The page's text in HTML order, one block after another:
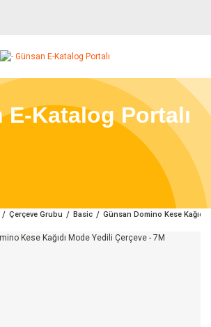
E-Katalog Portalı
Çerçeve Grubu Basic Günsan Domino Kese